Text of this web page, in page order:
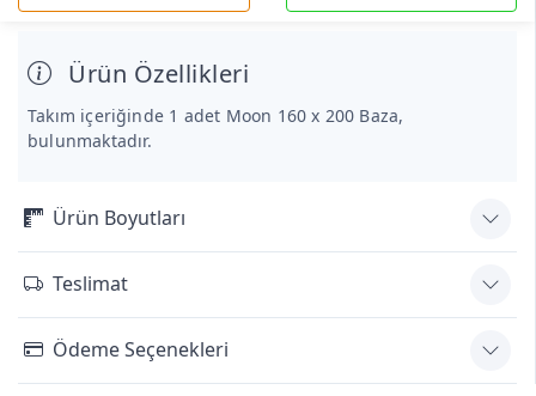
Ürün Özellikleri
Takım içeriğinde 1 adet Moon 160 x 200 Baza,
bulunmaktadır.
Ürün Boyutları
Teslimat
Ödeme Seçenekleri